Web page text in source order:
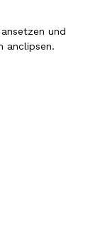
und
anclipsen.